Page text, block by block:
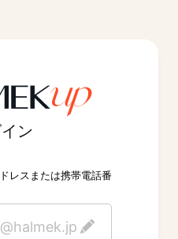
ン
レスまたは携帯電話番